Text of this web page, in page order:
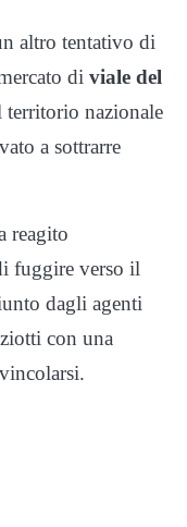
altro tentativo di
di viale del
territorio nazionale
a sottrarre
reagito
fuggire verso il
dagli agenti
con una